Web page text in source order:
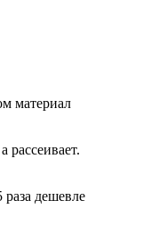
материал
рассеивает.
дешевле